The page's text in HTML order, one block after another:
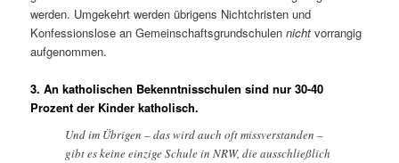
werden. Umgekehrt werden übrigens Nichtchristen und
Konfessionslose an Gemeinschaftsgrundschulennichtvorrangig
aufgenommen.
3. An katholischen Bekenntnisschulen sind nur 30-40
Prozent der Kinder katholisch.
Und im Übrigen – das wird auch oft missverstanden –
gibt es keine einzige Schule in NRW, die ausschließlich